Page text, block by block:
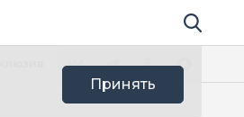
Поиск по
Принять